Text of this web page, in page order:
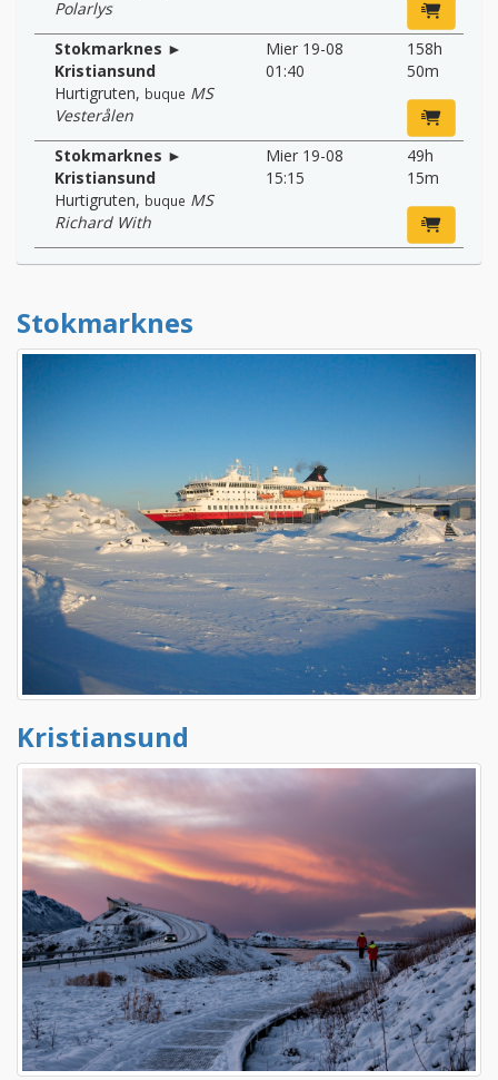
Polarlys
Stokmarknes ►
Kristiansund
Hurtigruten, buque MS
Vesterålen
Mier 19-08
01:40
158h
50m
Stokmarknes ►
Kristiansund
Hurtigruten, buque MS
Richard With
Mier 19-08
15:15
49h
15m
Stokmarknes
Kristiansund